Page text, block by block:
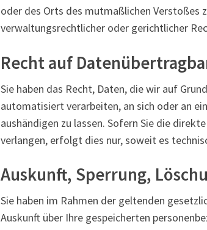
oder des Orts des mutmaßlichen Verstoßes
verwaltungsrechtlicher oder gerichtlicher
Recht auf
Sie haben das Recht, Daten, die wir auf
automatisiert verarbeiten, an sich oder an
aushändigen zu lassen. Sofern Sie die
verlangen, erfolgt dies nur, soweit es
Auskunft, Sperrung,
Sie haben im Rahmen der geltenden
Auskunft über Ihre gespeicherten